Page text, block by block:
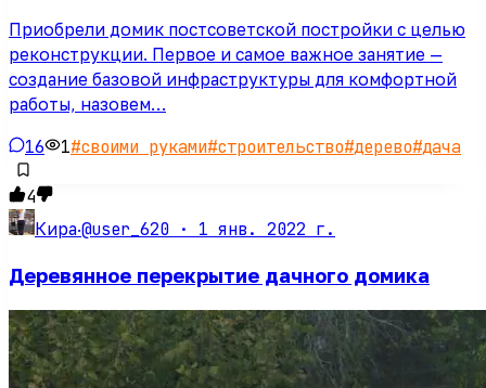
Приобрели домик постсоветской постройки с целью
реконструкции. Первое и самое важное занятие —
создание базовой инфраструктуры для комфортной
работы, назовем…
16 1#своими руками#строительство#дерево#дача
4
Кира·@user_620 · 1 янв. 2022 г.
Деревянное перекрытие дачного домика